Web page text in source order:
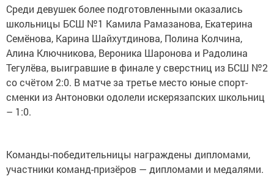
Среди девушек более подготовленными оказались
школьницы БСШ №1 Камила Рамазанова, Екатерина
Семёнова, Карина Шайхутдинова, Полина Колчина,
Алина Ключникова, Вероника Шаронова и Радолина
Тегулёва, выигравшие в финале у сверстниц из БСШ №2
со счётом 2:0. В матче за третье место юные спорт-
сменки из Антоновки одолели искерязапских школьниц
– 1:0.
Команды-победительницы награждены дипломами,
участники команд-призёров — дипломами и медалями.